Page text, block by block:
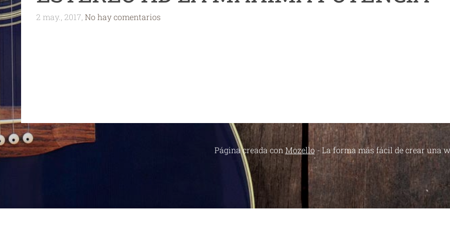
2 may., 2017, No hay comentarios
Página creada conMozello- La forma más fácil de crear una